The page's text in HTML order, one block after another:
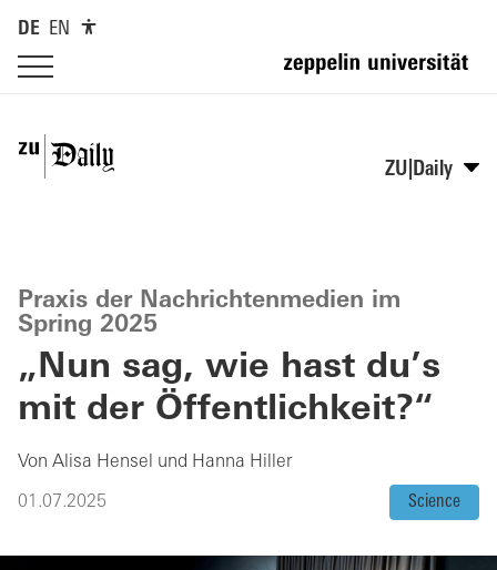
DE EN
ZU|Daily
Praxis der Nachrichtenmedien im
Spring 2025
„Nun sag, wie hast du’s
mit der Öffentlichkeit?“
Von Alisa Hensel und Hanna Hiller
01.07.2025 Science